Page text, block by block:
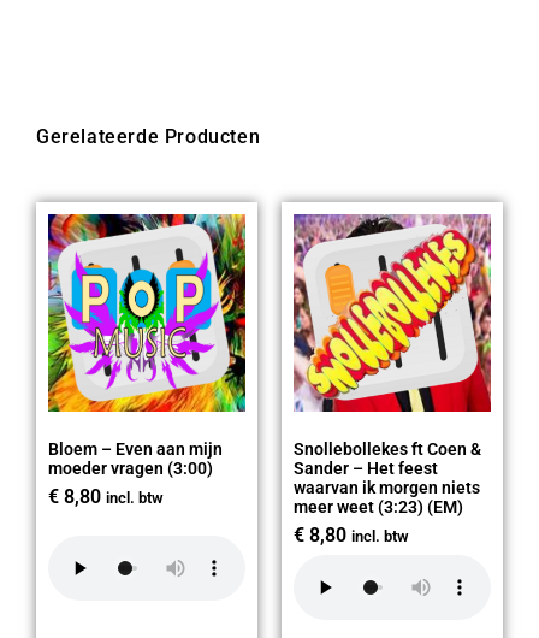
Gerelateerde Producten
Bloem – Even aan mijn
moeder vragen (3:00)
€ 8,80 incl. btw
Snollebollekes ft Coen &
Sander – Het feest
waarvan ik morgen niets
meer weet (3:23) (EM)
€ 8,80 incl. btw